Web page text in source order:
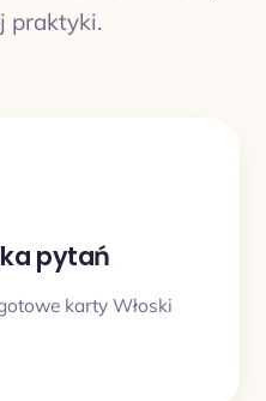
praktyki.
pytań
karty Włoski